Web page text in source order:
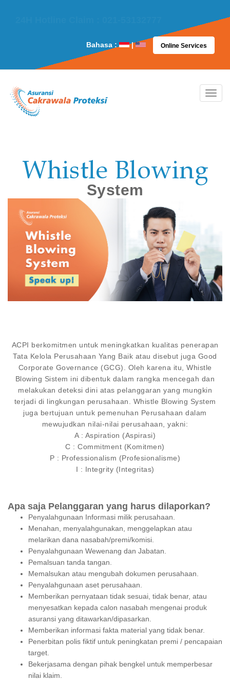
Bahasa : | Online Services
Whistle Blowing
System
ACPI berkomitmen untuk meningkatkan kualitas penerapan
Tata Kelola Perusahaan Yang Baik atau disebut juga Good
Corporate Governance (GCG). Oleh karena itu, Whistle
Blowing Sistem ini dibentuk dalam rangka mencegah dan
melakukan deteksi dini atas pelanggaran yang mungkin
terjadi di lingkungan perusahaan. Whistle Blowing System
juga bertujuan untuk pemenuhan Perusahaan dalam
mewujudkan nilai-nilai perusahaan, yakni:
A : Aspiration (Aspirasi)
C : Commitment (Komitmen)
P : Professionalism (Profesionalisme)
I : Integrity (Integritas)
Apa saja Pelanggaran yang harus dilaporkan?
Penyalahgunaan Informasi milik perusahaan.
Menahan, menyalahgunakan, menggelapkan atau
melarikan dana nasabah/premi/komisi.
Penyalahgunaan Wewenang dan Jabatan.
Pemalsuan tanda tangan.
Memalsukan atau mengubah dokumen perusahaan.
Penyalahgunaan aset perusahaan.
Memberikan pernyataan tidak sesuai, tidak benar, atau
menyesatkan kepada calon nasabah mengenai produk
asuransi yang ditawarkan/dipasarkan.
Memberikan informasi fakta material yang tidak benar.
Penerbitan polis fiktif untuk peningkatan premi / pencapaian
target.
Bekerjasama dengan pihak bengkel untuk memperbesar
nilai klaim.